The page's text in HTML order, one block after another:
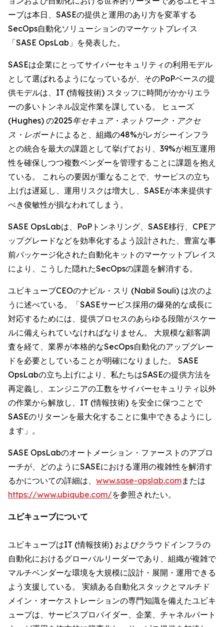
ーブは本日、SASEの提供と運用のあり方を変革する
SecOps自動化ソリューションのマーケットプレイス
「SASE OpsLab」を発表した。
SASEは企業にとってサイバーセキュリティの利用モデル
として選ばれるようになっているが、そのPoPベースの提
供モデルは、IT (情報技術) スタッフに時間がかかりエラ
ーの多いトンネル設定作業を課している。 ヒューズ
(Hughes) の2025年セキュア・ネットワーク・アクセ
ス・レポート によると、組織の48%がレガシーインフラ
との統合を最大の課題として挙げており、39%が相互運用
性を確保しつつ複数ベンダーを管理することに課題を抱え
ている。 これらの要因が重なることで、サービスの立ち
上げは遅延し、運用リスクは増大し、SASEが本来提供す
べき俊敏性が損なわれてしまう。
SASE OpsLabは、PoPトンネリング、SASE移行、CPEア
ップグレードなどを効率化するよう設計された、豊富な事
前パッケージ化された自動化キットのマーケットプレイス
により、こうした隠れたSecOpsの課題を解消する。
ユビキューブCEOのナビル・スリ (Nabil Souli) は次のよ
うに述べている。「SASEサービス採用の爆発的な成長に
対応するためには、提供プロセスのあらゆる段階がスケー
ルに備えられていなければなりません。 大規模な顧客調
査を経て、業界が本格的なSecOps自動化のアップグレー
ドを必要としていることが明確になりました。 SASE
OpsLabの立ち上げにより、私たちはSASEの提供方法を
再定義し、エンジニアの工数をサイバーセキュリティ以外
の作業から解放し、IT (情報技術) を安全に保つことで
SASEのリターンを最大化することに集中できるようにし
ます」。
SASE OpsLabのオートメーション・ファーストのアプロ
ーチが、どのようにSASEにおける運用の複雑性を解消す
るかについての詳細は、 www.sase-opslab.comまたは
https://www.ubiqube.com/を参照されたい。
ユビキューブについて
ユビキューブはIT (情報技術) およびクラウドインフラの
自動化におけるグローバルリーダーであり、組織が複雑で
マルチベンダーな環境を大規模に設計・展開・運用できる
よう支援している。 実績ある自動化スタックとマルチド
メイン・オーケストレーションの専門知識を備えたユビキ
ューブは、サービスプロバイダー、企業、チャネルパート